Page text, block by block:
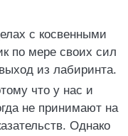
с косвенными
по мере своих сил
из лабиринта.
что у нас и
не принимают на
Однако